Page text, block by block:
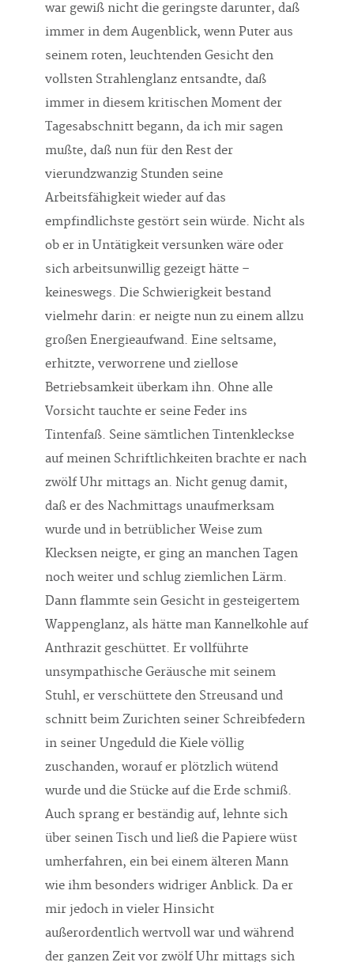
war gewiß nicht die geringste darunter, daß
immer in dem Augenblick, wenn Puter aus
seinem roten, leuchtenden Gesicht den
vollsten Strahlenglanz entsandte, daß
immer in diesem kritischen Moment der
Tagesabschnitt begann, da ich mir sagen
mußte, daß nun für den Rest der
vierundzwanzig Stunden seine
Arbeitsfähigkeit wieder auf das
empfindlichste gestört sein würde. Nicht als
ob er in Untätigkeit versunken wäre oder
sich arbeitsunwillig gezeigt hätte –
keineswegs. Die Schwierigkeit bestand
vielmehr darin: er neigte nun zu einem allzu
großen Energieaufwand. Eine seltsame,
erhitzte, verworrene und ziellose
Betriebsamkeit überkam ihn. Ohne alle
Vorsicht tauchte er seine Feder ins
Tintenfaß. Seine sämtlichen Tintenkleckse
auf meinen Schriftlichkeiten brachte er nach
zwölf Uhr mittags an. Nicht genug damit,
daß er des Nachmittags unaufmerksam
wurde und in betrüblicher Weise zum
Klecksen neigte, er ging an manchen Tagen
noch weiter und schlug ziemlichen Lärm.
Dann flammte sein Gesicht in gesteigertem
Wappenglanz, als hätte man Kannelkohle auf
Anthrazit geschüttet. Er vollführte
unsympathische Geräusche mit seinem
Stuhl, er verschüttete den Streusand und
schnitt beim Zurichten seiner Schreibfedern
in seiner Ungeduld die Kiele völlig
zuschanden, worauf er plötzlich wütend
wurde und die Stücke auf die Erde schmiß.
Auch sprang er beständig auf, lehnte sich
über seinen Tisch und ließ die Papiere wüst
umherfahren, ein bei einem älteren Mann
wie ihm besonders widriger Anblick. Da er
mir jedoch in vieler Hinsicht
außerordentlich wertvoll war und während
der ganzen Zeit vor zwölf Uhr mittags sich